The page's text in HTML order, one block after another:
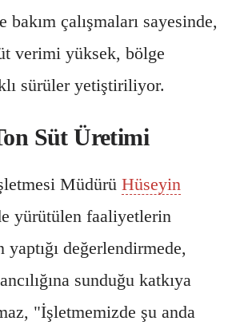
bakım çalışmaları sayesinde,
verimi yüksek, bölge
sürüler yetiştiriliyor.
Süt Üretimi
Müdürü Hüseyin
yürütülen faaliyetlerin
değerlendirmede,
sunduğu katkıya
"İşletmemizde şu anda